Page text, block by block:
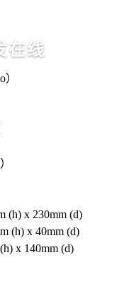
在线
(h) x 230mm (d)
(h) x 40mm (d)
x 140mm (d)